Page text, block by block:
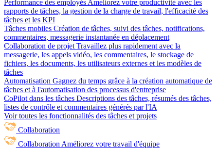
Performance des employés Améliorez votre productivité avec les
rapports de tâches, la gestion de la charge de travail, l'efficacité des
tâches et les KPI
Tâches mobiles Création de tâches, suivi des tâches, notifications,
commentaires, messagerie instantanée en déplacement
Collaboration de projet Travaillez plus rapidement avec la
messagerie, les appels vidéo, les commentaires, le stockage de
fichiers, les documents, les utilisateurs externes et les modèles de
tâches
Automatisation Gagnez du temps grâce à la création automatique de
tâches et à l'automatisation des processus d'entreprise
CoPilot dans les tâches Descriptions des tâches, résumés des tâches,
listes de contrôle et commentaires générés par l'IA
Voir toutes les fonctionnalités des tâches et projets
Collaboration
Collaboration Améliorez votre travail d'équipe